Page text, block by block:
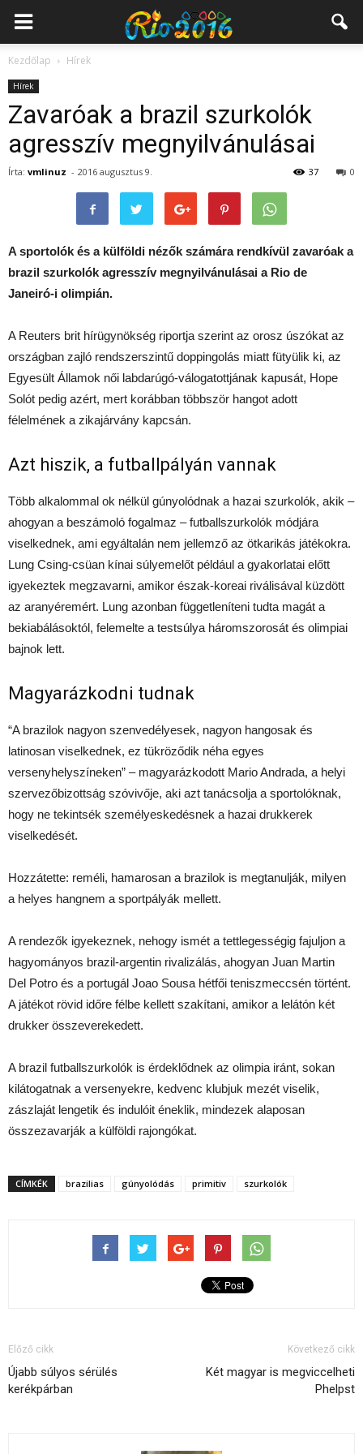
Kezdőlap Hírek
Hírek
Zavaróak a brazil szurkolók
agresszív megnyilvánulásai
Írta: vmlinuz - 2016 augusztus 9. 0
37
A sportolók és a külföldi nézők számára rendkívül zavaróak a
brazil szurkolók agresszív megnyilvánulásai a Rio de
Janeiró-i olimpián.
A Reuters brit hírügynökség riportja szerint az orosz úszókat az
országban zajló rendszerszintű doppingolás miatt fütyülik ki, az
Egyesült Államok női labdarúgó-válogatottjának kapusát, Hope
Solót pedig azért, mert korábban többször hangot adott
félelmének a zikajárvány kapcsán.
Azt hiszik, a futballpályán vannak
Több alkalommal ok nélkül gúnyolódnak a hazai szurkolók, akik –
ahogyan a beszámoló fogalmaz – futballszurkolók módjára
viselkednek, ami egyáltalán nem jellemző az ötkarikás játékokra.
Lung Csing-csüan kínai súlyemelőt például a gyakorlatai előtt
igyekeztek megzavarni, amikor észak-koreai riválisával küzdött
az aranyéremért. Lung azonban függetleníteni tudta magát a
bekiabálásoktól, felemelte a testsúlya háromszorosát és olimpiai
bajnok lett.
Magyarázkodni tudnak
“A brazilok nagyon szenvedélyesek, nagyon hangosak és
latinosan viselkednek, ez tükröződik néha egyes
versenyhelyszíneken” – magyarázkodott Mario Andrada, a helyi
szervezőbizottság szóvivője, aki azt tanácsolja a sportolóknak,
hogy ne tekintsék személyeskedésnek a hazai drukkerek
viselkedését.
Hozzátette: reméli, hamarosan a brazilok is megtanulják, milyen
a helyes hangnem a sportpályák mellett.
A rendezők igyekeznek, nehogy ismét a tettlegességig fajuljon a
hagyományos brazil-argentin rivalizálás, ahogyan Juan Martin
Del Potro és a portugál Joao Sousa hétfői teniszmeccsén történt.
A játékot rövid időre félbe kellett szakítani, amikor a lelátón két
drukker összeverekedett.
A brazil futballszurkolók is érdeklődnek az olimpia iránt, sokan
kilátogatnak a versenyekre, kedvenc klubjuk mezét viselik,
zászlaját lengetik és indulóit éneklik, mindezek alaposan
összezavarják a külföldi rajongókat.
CÍMKÉK brazilias gúnyolódás primitiv szurkolók
Előző cikk
Újabb súlyos sérülés
kerékpárban
Következő cikk
Két magyar is megviccelheti
Phelpst